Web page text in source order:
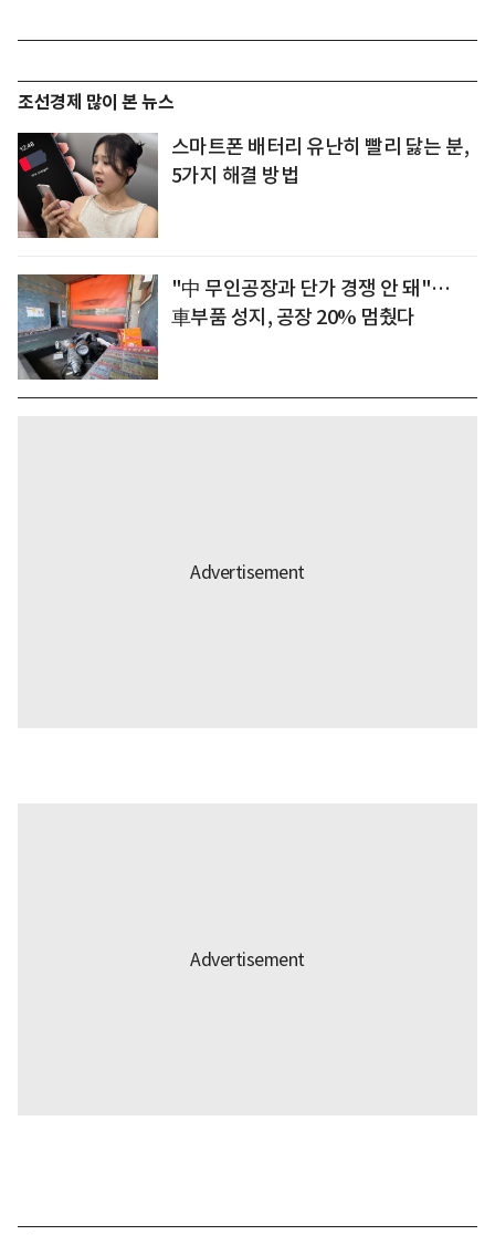
조선경제 많이 본 뉴스
스마트폰 배터리 유난히 빨리 닳는 분,
5가지 해결 방법
"中 무인공장과 단가 경쟁 안 돼"…
車부품 성지, 공장 20% 멈췄다